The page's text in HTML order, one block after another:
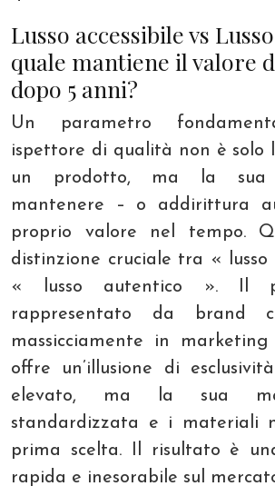
Lusso accessibile vs
quale mantiene il valore
dopo 5 anni?
Un parametro
ispettore di qualità non è solo
un prodotto, ma la sua
mantenere – o addirittura
proprio valore nel tempo.
distinzione cruciale tra « lusso
« lusso autentico ». Il
rappresentato da brand
massicciamente in
offre un’illusione di
elevato, ma la sua
standardizzata e i materiali
prima scelta. Il risultato è
rapida e inesorabile sul